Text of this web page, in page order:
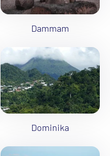
Dammam
Dominika